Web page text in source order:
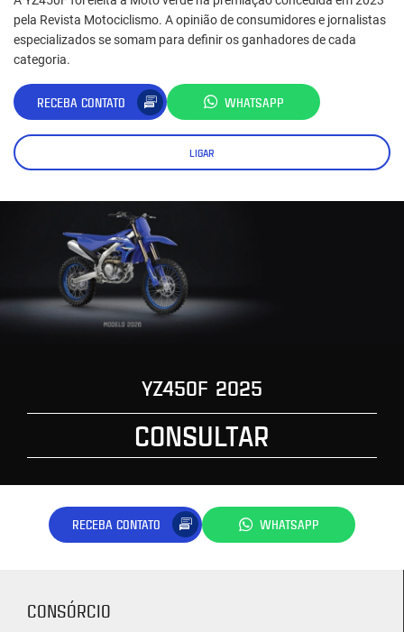
pela Revista Motociclismo. A opinião de consumidores e jornalistas
especializados se somam para definir os ganhadores de cada
categoria.
RECEBA CONTATO WHATSAPP
LIGAR
YZ450F 2025
CONSULTAR
RECEBA CONTATO WHATSAPP
CONSÓRCIO